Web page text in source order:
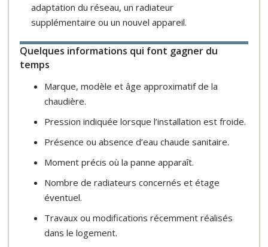
adaptation du réseau, un radiateur
supplémentaire ou un nouvel appareil.
Quelques informations qui font gagner du
temps
Marque, modèle et âge approximatif de la
chaudière.
Pression indiquée lorsque l’installation est froide.
Présence ou absence d’eau chaude sanitaire.
Moment précis où la panne apparaît.
Nombre de radiateurs concernés et étage
éventuel.
Travaux ou modifications récemment réalisés
dans le logement.